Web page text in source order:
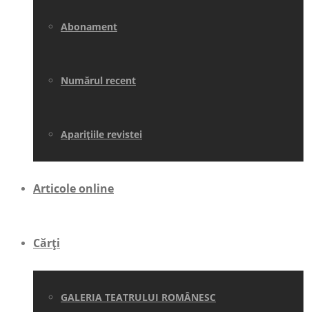
Abonament
Numărul recent
Aparițiile revistei
Articole online
Cărți
GALERIA TEATRULUI ROMÂNESC